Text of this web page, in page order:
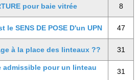
pour baie vitrée 8
le SENS DE POSE D'un UPN 47
à la place des linteaux ?? 31
admissible pour un linteau
31